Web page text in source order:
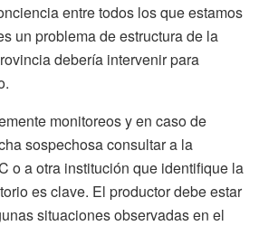
entre todos los que estamos
un problema de estructura de la
debería intervenir para
monitoreos y en caso de
sospechosa consultar a la
o a otra institución que identifique la
es clave. El productor debe estar
situaciones observadas en el